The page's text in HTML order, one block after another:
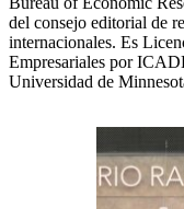
del consejo editorial de
internacionales. Es
Empresariales por
Universidad de